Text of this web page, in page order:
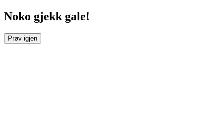
Noko gjekk gale!
Prøv igjen